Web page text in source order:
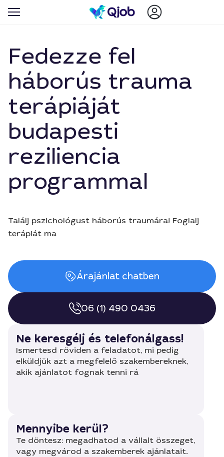
Fedezze fel
háborús trauma
terápiáját
budapesti
reziliencia
programmal
Találj pszichológust háborús traumára! Foglalj
terápiát ma
Árajánlat chatben
06 (1) 490 0436
Ne keresgélj és telefonálgass!
Ismertesd röviden a feladatot, mi pedig
elküldjük azt a megfelelő szakembereknek,
akik ajánlatot fognak tenni rá
Mennyibe kerül?
Te döntesz: megadhatod a vállalt összeget,
vagy megvárod a szakemberek ajánlatait.